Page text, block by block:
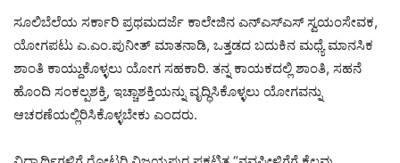
ಸೂಲಿಬೆಲೆಯ ಸರ್ಕಾರಿ ಪ್ರಥಮದರ್ಜೆ ಕಾಲೇಜಿನ ಎನ್‌ಎಸ್‌ಎಸ್ ಸ್ವಯಂಸೇವಕ,
ಯೋಗಪಟು ಎ.ಎಂ.ಪುನೀತ್ ಮಾತನಾಡಿ, ಒತ್ತಡದ ಬದುಕಿನ ಮಧ್ಯೆ ಮಾನಸಿಕ
ಶಾಂತಿ ಕಾಯ್ದುಕೊಳ್ಳಲು ಯೋಗ ಸಹಕಾರಿ. ತನ್ನ ಕಾಯಕದಲ್ಲಿ ಶಾಂತಿ, ಸಹನೆ
ಹೊಂದಿ ಸಂಕಲ್ಪಶಕ್ತಿ, ಇಚ್ಚಾಶಕ್ತಿಯನ್ನು ವೃದ್ಧಿಸಿಕೊಳ್ಳಲು ಯೋಗವನ್ನು
ಆಚರಣೆಯಲ್ಲಿರಿಸಿಕೊಳ್ಳಬೇಕು ಎಂದರು.